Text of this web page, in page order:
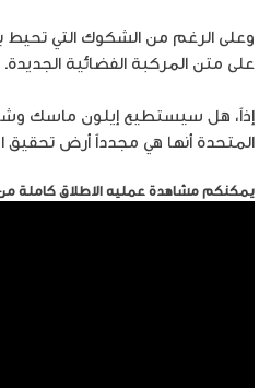
وعلى الرغم من الشكوك التي تحيط
على متن المركبة الفضائية الجديدة.
إذاً، هل سيستطيع إيلون ماسك
المتحدة أنها هي مجدداً أرض تحقيق
يمكنكم مشاهدة عمليه الاطلاق كاملة من